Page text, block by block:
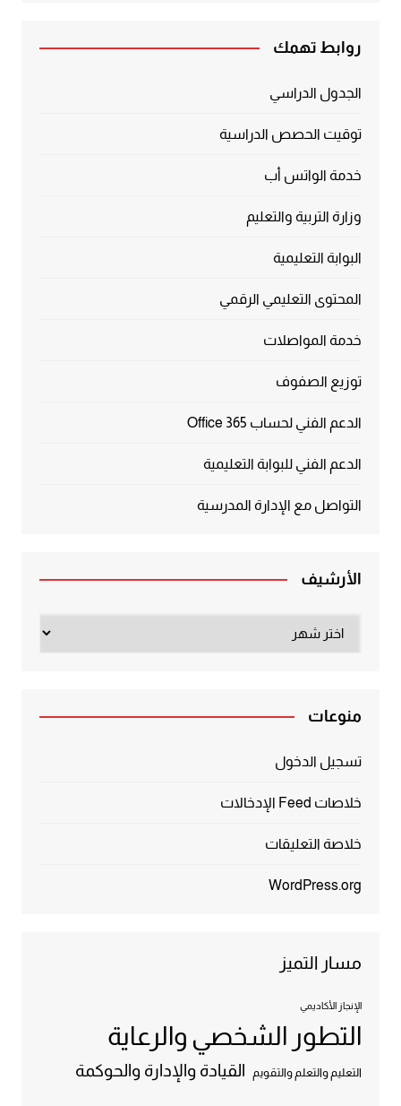
روابط تهمك
الجدول الدراسي
توقيت الحصص الدراسية
خدمة الواتس أب
وزارة التربية والتعليم
البوابة التعليمية
المحتوى التعليمي الرقمي
خدمة المواصلات
توزيع الصفوف
الدعم الفني لحساب Office 365
الدعم الفني للبوابة التعليمية
التواصل مع الإدارة المدرسية
الأرشيف
منوعات
تسجيل الدخول
خلاصات Feed الإدخالات
خلاصة التعليقات
WordPress.org
مسار التميز
الإنجاز الأكاديمي
التطور الشخصي والرعاية
التعليم والتعلم والتقويم القيادة والإدارة والحوكمة